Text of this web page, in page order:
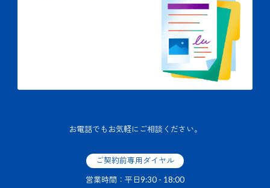
お電話でもお気軽にご相談ください。
ご契約前専用ダイヤル
営業時間：平日9:30 - 18:00